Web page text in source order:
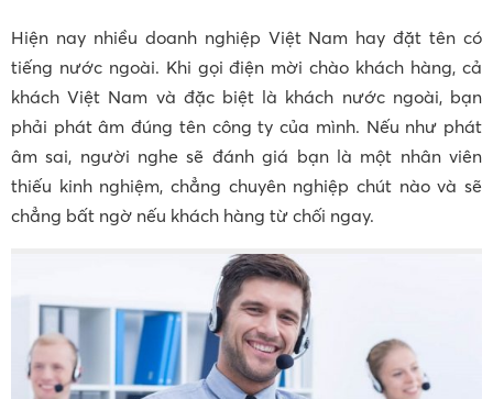
Hiện nay nhiều doanh nghiệp Việt Nam hay đặt tên có
tiếng nước ngoài. Khi gọi điện mời chào khách hàng, cả
khách Việt Nam và đặc biệt là khách nước ngoài, bạn
phải phát âm đúng tên công ty của mình. Nếu như phát
âm sai, người nghe sẽ đánh giá bạn là một nhân viên
thiếu kinh nghiệm, chẳng chuyên nghiệp chút nào và sẽ
chẳng bất ngờ nếu khách hàng từ chối ngay.